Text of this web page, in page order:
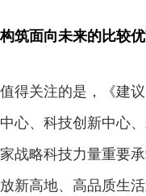
构筑面向未来的比较
值得关注的是，《建
心、科技创新中心
战略科技力量重要
新高地、高品质生